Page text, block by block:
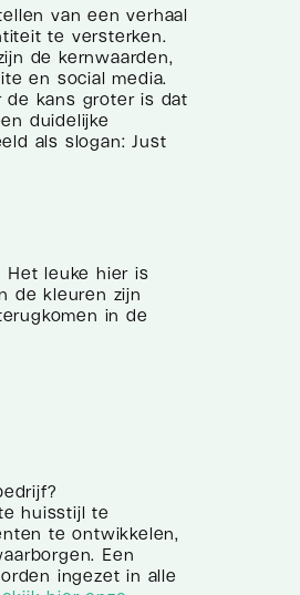
van een verhaal
te versterken.
de kernwaarden,
en social media.
de kans groter is dat
duidelijke
als slogan: Just
Het leuke hier is
de kleuren zijn
in de
huisstijl te
te ontwikkelen,
Een
ingezet in alle